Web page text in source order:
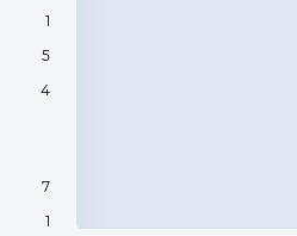
1
5
4
7
1